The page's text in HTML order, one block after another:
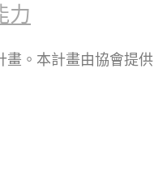
力
。本計畫由協會提供